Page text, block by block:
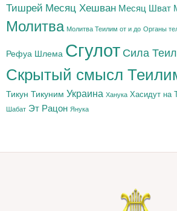
Тишрей Месяц Хешван Месяц Шват
Молитва Молитва Теилим от и до Органы
Рефуа Шлема Сгулот Сила
Скрытый смысл
Тикун Тикуним Украина Ханука Хасидут на
Шабат Эт Рацон Янука